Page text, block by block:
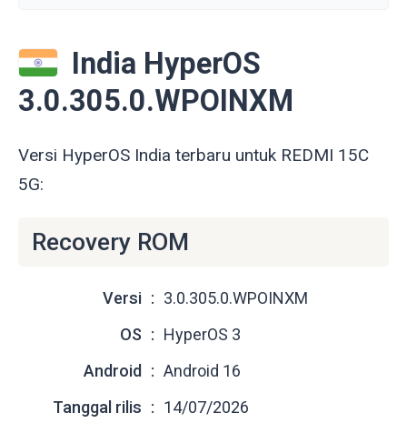
India HyperOS
3.0.305.0.WPOINXM
Versi HyperOS India terbaru untuk REDMI 15C
5G:
Recovery ROM
Versi
3.0.305.0.WPOINXM
OS
HyperOS 3
Android
Android 16
Tanggal rilis
14/07/2026